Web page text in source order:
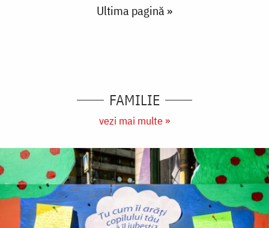
Last page
Ultima pagină »
FAMILIE
vezi mai multe »